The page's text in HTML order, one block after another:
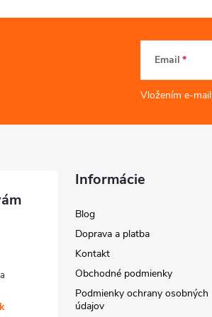
Email
Vložením e-
Informácie
Blog
Doprava a platba
Kontakt
Obchodné podmienky
Podmienky ochrany osobných
údajov